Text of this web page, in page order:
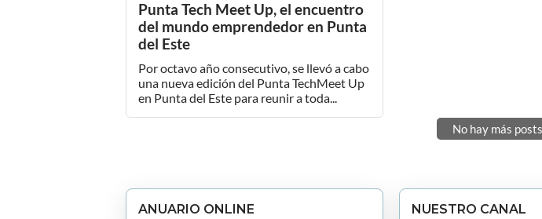
Punta Tech Meet Up, el encuentro
del mundo emprendedor en Punta
del Este
Por octavo año consecutivo, se llevó a cabo
una nueva edición del Punta TechMeet Up
en Punta del Este para reunir a toda...
No hay más
ANUARIO ONLINE NUESTRO CANAL